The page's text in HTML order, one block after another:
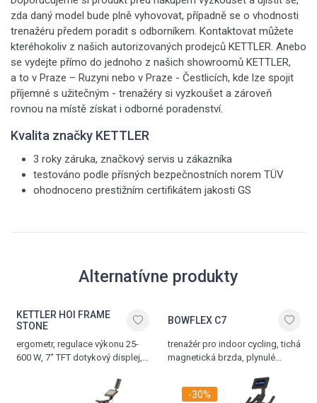
zda daný model bude plně vyhovovat, případně se o vhodnosti
trenažéru předem poradit s odborníkem. Kontaktovat můžete
kteréhokoliv z našich autorizovaných prodejců KETTLER. Anebo
se vydejte přímo do jednoho z našich showroomů KETTLER,
a to v Praze – Ruzyni nebo v Praze - Čestlicích, kde lze spojit
příjemné s užitečným - trenažéry si vyzkoušet a zároveň
rovnou na místě získat i odborné poradenství.
Kvalita značky KETTLER
3 roky záruka, značkový servis u zákazníka
testováno podle přísných bezpečnostních norem TÜV
ohodnoceno prestižním certifikátem jakosti GS
Alternatívne produkty
KETTLER HOI FRAME
STONE
ergometr, regulace výkonu 25-
600 W, 7“ TFT dotykový displej,
Bluetooth rozhraní pro populární
tréninkové aplikace, paměť
BOWFLEX C7
trenažér pro indoor cycling, tichá
magnetická brzda, plynulé
bezpečnostní rychlobrzda, 7“
HD displej, Bluetooth rozhraní
-30%